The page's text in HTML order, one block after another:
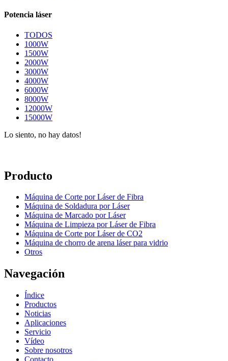
Potencia láser
TODOS
1000W
1500W
2000W
3000W
4000W
6000W
8000W
12000W
15000W
Lo siento, no hay datos!
Producto
Máquina de Corte por Láser de Fibra
Máquina de Soldadura por Láser
Máquina de Marcado por Láser
Máquina de Limpieza por Láser de Fibra
Máquina de Corte por Láser de CO2
Máquina de chorro de arena láser para vidrio
Otros
Navegación
Índice
Productos
Noticias
Aplicaciones
Servicio
Vídeo
Sobre nosotros